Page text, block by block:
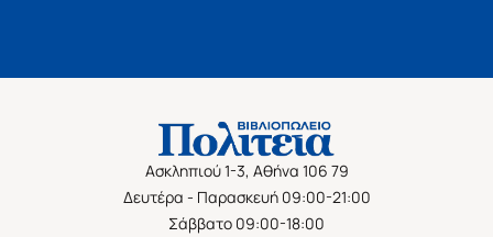
Ασκληπιού 1-3, Αθήνα 106 79
Δευτέρα - Παρασκευή 09:00-21:00
Σάββατο 09:00-18:00